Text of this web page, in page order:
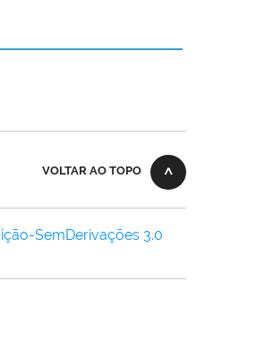
VOLTAR AO TOPO
SemDerivações 3.0